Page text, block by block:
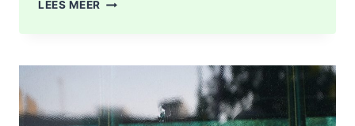
LEES MEER
TWEE
IN